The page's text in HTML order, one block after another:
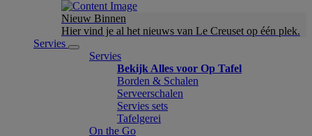
Nieuw Binnen
Hier vind je al het nieuws van Le Creuset op één plek.
Servies
Servies
Bekijk Alles voor Op Tafel
Borden & Schalen
Serveerschalen
Servies sets
Tafelgerei
On the Go